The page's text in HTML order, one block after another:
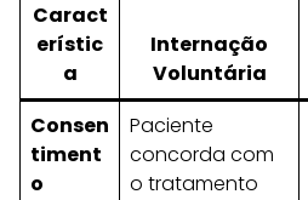
Caract
erístic
a
Internação
Voluntária
Consen
timent
o
Paciente
concorda com
o tratamento